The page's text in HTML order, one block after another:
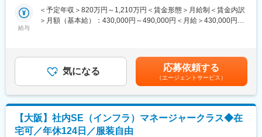
・保険会社での保険事務オペレーション経験も即戦力
ことができる意義の高い業務に従事できます。
・開発計画の策定：システム開発に向けたスケジュール/リソース
計画の策定
・ベンダーマネジメント：外部開発ベンダーへのディレクション/
の連動による入力の簡略化/ダッシュボードを活用したユーザビリ
ティに優れたタスク管理の実現/AI-OCRを活用した簡易申請業務
の実現など
給与
＜予定年収＞820万円～1,210万円＜賃金形態＞月給制＜賃金内訳
＞月額（基本給）：430,000円～490,000円＜月給＞430,000円～
気になる 応募依頼する
（エージェントサービス）
【大阪】社内SE（インフラ）マネージャークラス◆在
宅可／年休124日／服装自由